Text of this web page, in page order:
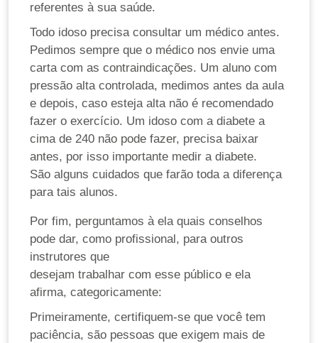
referentes à sua saúde.
Todo idoso precisa consultar um médico antes.
Pedimos sempre que o médico nos envie uma
carta com as contraindicações. Um aluno com
pressão alta controlada, medimos antes da aula
e depois, caso esteja alta não é recomendado
fazer o exercício. Um idoso com a diabete a
cima de 240 não pode fazer, precisa baixar
antes, por isso importante medir a diabete.
São alguns cuidados que farão toda a diferença
para tais alunos.
Por fim, perguntamos à ela quais conselhos
pode dar, como profissional, para outros
instrutores que
desejam trabalhar com esse público e ela
afirma, categoricamente:
Primeiramente, certifiquem-se que você tem
paciência, são pessoas que exigem mais de